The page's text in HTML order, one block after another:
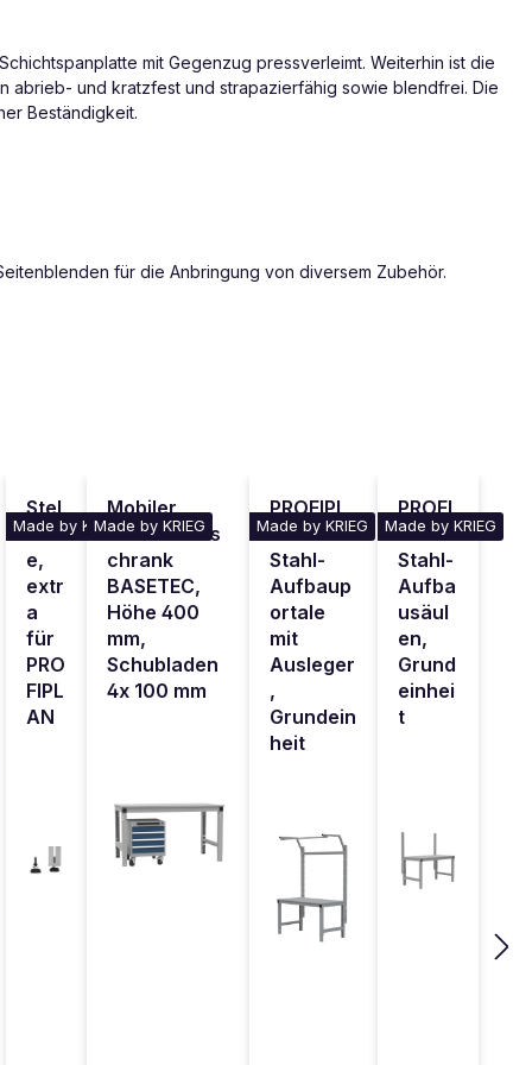
mit Gegenzug pressverleimt. Weiterhin ist die
abrieb- und kratzfest und strapazierfähig sowie blendfrei. Die
Beständigkeit.
für die Anbringung von diversem Zubehör.
Made by KRIEG
Stel
lfüß
e,
extr
a
für
PRO
FIPL
AN
Made by KRIEG
Mobiler
Schubfachs
chrank
BASETEC,
Höhe 400
mm,
Schubladen
4x 100 mm
Made by KRIEG
PROFIPL
AN
Stahl-
Aufbaup
ortale
mit
Ausleger
,
Grundein
heit
Made by KRIEG
PROFI
PLAN
Stahl-
Aufba
usäul
en,
Grund
einhei
t